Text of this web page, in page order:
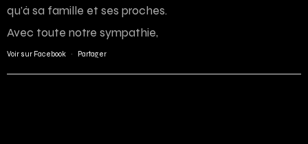
qu’à sa famille et ses proches.
Avec toute notre sympathie,
Voir sur Facebook · Partager